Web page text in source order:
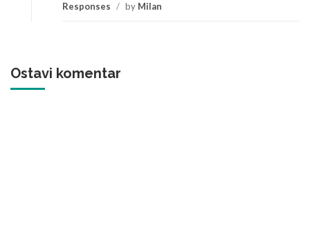
Responses / by Milan
Ostavi komentar